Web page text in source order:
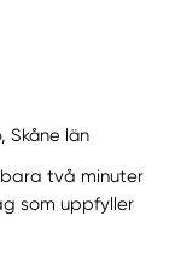
Skåne län
två minuter
som uppfyller